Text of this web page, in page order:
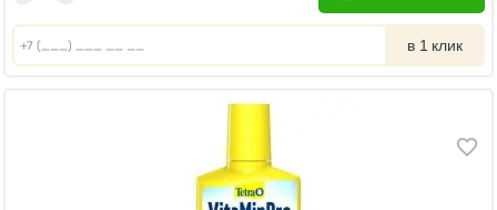
в 1 клик